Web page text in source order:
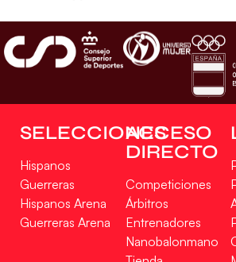
SELECCIONES
Hispanos
Guerreras
Hispanos Arena
Guerreras Arena
ACCESO
DIRECTO
Competiciones
Árbitros
Entrenadores
Nanobalonmano